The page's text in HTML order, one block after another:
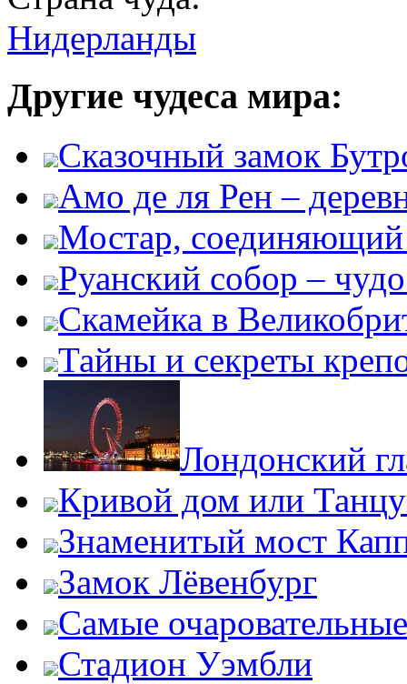
Нидерланды
Другие чудеса мира:
Сказочный замок
Амо де ля Рен –
Мостар, соединяющий
Руанский собор –
Скамейка в
Тайны и секреты
Лондонский
Кривой дом или
Знаменитый мост
Замок Лёвенбург
Самые
Стадион Уэмбли